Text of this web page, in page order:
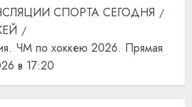
СПОРТА СЕГОДНЯ
ЧМ по хоккею 2026. Прямая
в 17:20